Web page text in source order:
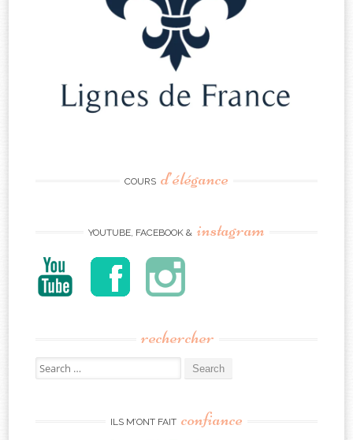
COURS d’élégance
YOUTUBE, FACEBOOK & instagram
rechercher
Search
for:
ILS M’ONT FAIT confiance